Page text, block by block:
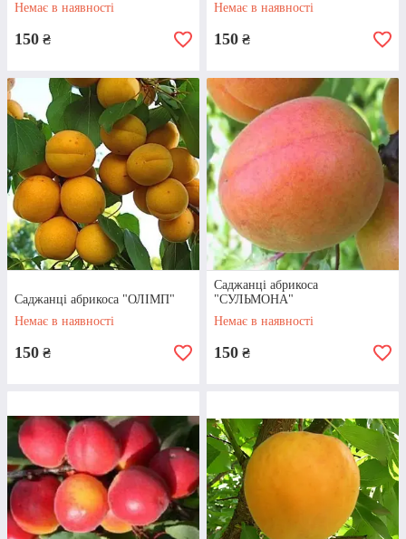
Контактна iнформацiя
Саджанці абрикоса: сорти,
які купують найчастіше
Немає в наявності
150 ₴
Немає в наявності
150 ₴
Саджанці абрикоса "ОЛІМП"
Немає в наявності
150 ₴
Саджанці абрикоса
"СУЛЬМОНА"
Немає в наявності
150 ₴